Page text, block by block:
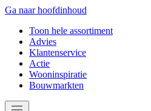
Ga naar hoofdinhoud
Toon hele assortiment
Advies
Klantenservice
Actie
Wooninspiratie
Bouwmarkten